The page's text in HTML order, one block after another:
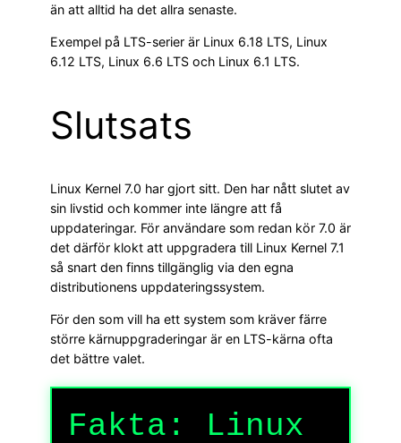
än att alltid ha det allra senaste.
Exempel på LTS-serier är Linux 6.18 LTS, Linux
6.12 LTS, Linux 6.6 LTS och Linux 6.1 LTS.
Slutsats
Linux Kernel 7.0 har gjort sitt. Den har nått slutet av
sin livstid och kommer inte längre att få
uppdateringar. För användare som redan kör 7.0 är
det därför klokt att uppgradera till Linux Kernel 7.1
så snart den finns tillgänglig via den egna
distributionens uppdateringssystem.
För den som vill ha ett system som kräver färre
större kärnuppgraderingar är en LTS-kärna ofta
det bättre valet.
Fakta: Linux